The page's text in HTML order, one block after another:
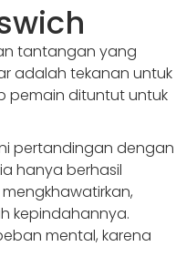
tantangan yang
adalah tekanan untuk
pemain dituntut untuk
pertandingan dengan
hanya berhasil
kepindahannya.
mental, karena